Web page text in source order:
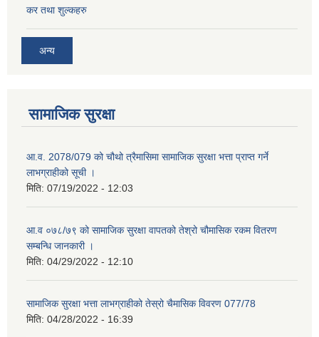
कर तथा शुल्कहरु
अन्य
सामाजिक सुरक्षा
आ.व. 2078/079 को चौथो त्रैमासिमा सामाजिक सुरक्षा भत्ता प्राप्त गर्ने
लाभग्राहीको सूची ।
मिति: 07/19/2022 - 12:03
आ.व ०७८/७९ को सामाजिक सुरक्षा वापतको तेश्रो चौमासिक रकम वितरण
सम्बन्धि जानकारी ।
मिति: 04/29/2022 - 12:10
सामाजिक सुरक्षा भत्ता लाभग्राहीको तेस्रो चैमासिक विवरण 077/78
मिति: 04/28/2022 - 16:39